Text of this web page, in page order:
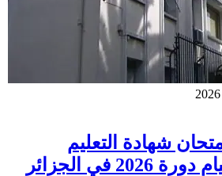
شهادة التعليم
في الجزائر